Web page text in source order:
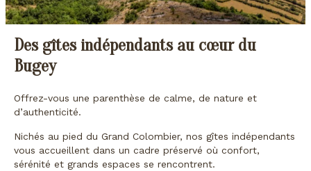
Des gîtes indépendants au cœur du
Bugey
Offrez-vous une parenthèse de calme, de nature et
d’authenticité.
Nichés au pied du Grand Colombier, nos gîtes indépendants
vous accueillent dans un cadre préservé où confort,
sérénité et grands espaces se rencontrent.